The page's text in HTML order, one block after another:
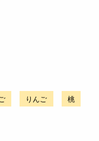
りんご 桃